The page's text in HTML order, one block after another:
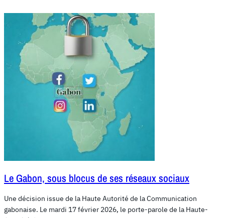
Le Gabon, sous blocus de ses réseaux sociaux
Une décision issue de la Haute Autorité de la Communication
gabonaise. Le mardi 17 février 2026, le porte-parole de la Haute-